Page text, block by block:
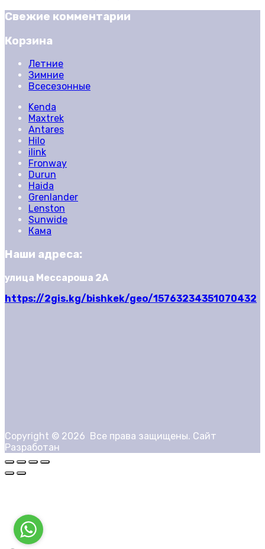
Свежие комментарии
Корзина
Летние
Зимние
Всесезонные
Kenda
Maxtrek
Antares
Hilo
ilink
Fronway
Durun
Haida
Grenlander
Lenston
Sunwide
Кама
Наши адреса:
улица Мессароша 2А
https://2gis.kg/bishkek/geo/15763234351070432
Copyright © 2026 Все права защищены. Сайт
Разработан